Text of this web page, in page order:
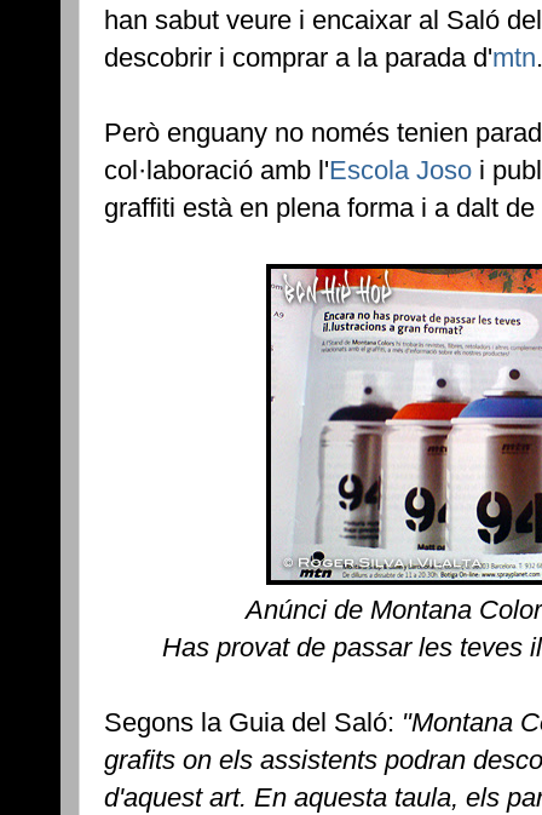
han sabut veure i encaixar al Saló
descobrir i comprar a la parada d'mtn.
Però enguany no només tenien
col·laboració amb l'Escola Joso i
graffiti està en plena forma i a dalt de
Anúnci de Montana
Has provat de passar les teves
Segons la Guia del Saló: "Montana
grafits on els assistents podran
d'aquest art. En aquesta taula, els